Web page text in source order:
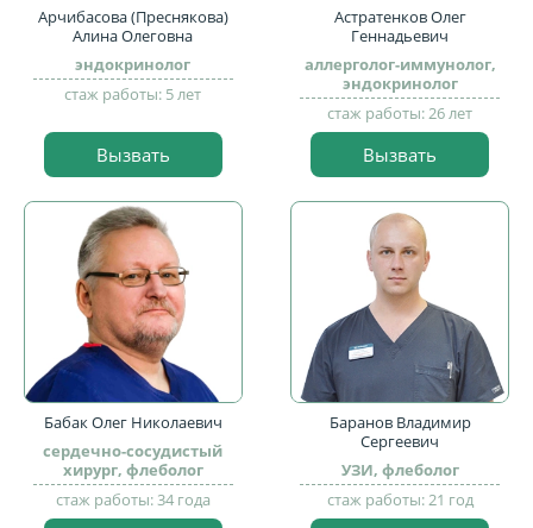
Арчибасова (Преснякова)
Алина Олеговна
эндокринолог
стаж работы: 5 лет
Вызвать
Астратенков Олег
Геннадьевич
аллерголог-иммунолог,
эндокринолог
стаж работы: 26 лет
Вызвать
Бабак Олег Николаевич
сердечно-сосудистый
хирург, флеболог
стаж работы: 34 года
Баранов Владимир
Сергеевич
УЗИ, флеболог
стаж работы: 21 год